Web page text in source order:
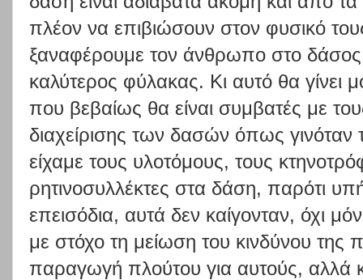
πλέον να επιβιώσουν στον φυσικό
ξαναφέρουμε τον άνθρωπο στο δάσος,
καλύτερος φύλακας. Κι αυτό θα
που βεβαίως θα είναι συμβατές με
διαχείρισης των δασών όπως γινόταν
είχαμε τους υλοτόμους, τους
ρητινοσυλλέκτες στα δάση, παρότι
επεισόδια, αυτά δεν καίγονταν, όχι
με στόχο τη μείωση του κινδύνου της
παραγωγή πλούτου για αυτούς, αλλά